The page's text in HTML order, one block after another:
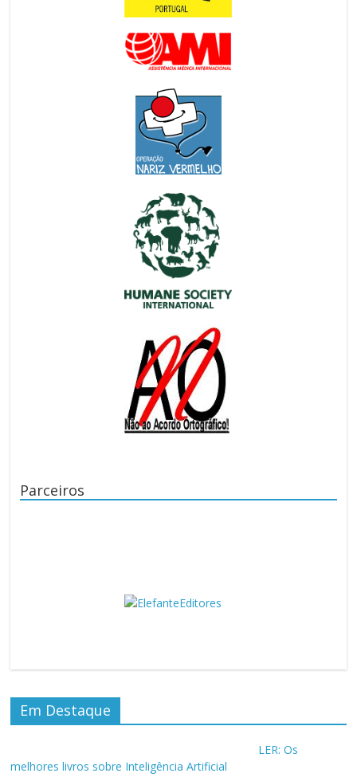
Parceiros
Em Destaque
LER: Os
melhores livros sobre Inteligência Artificial